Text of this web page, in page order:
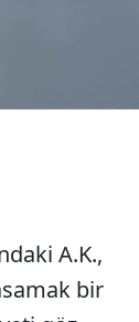
A.K.,
bir